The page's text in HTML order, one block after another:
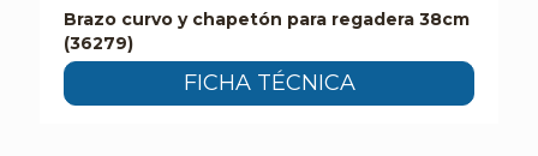
Brazo curvo y chapetón para regadera 38cm
(36279)
FICHA TÉCNICA